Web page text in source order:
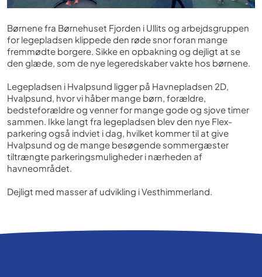
Børnene fra Børnehuset Fjorden i Ullits og arbejdsgruppen
for legepladsen klippede den røde snor foran mange
fremmødte borgere. Sikke en opbakning og dejligt at se
den glæde, som de nye legeredskaber vakte hos børnene.
Legepladsen i Hvalpsund ligger på Havnepladsen 2D,
Hvalpsund, hvor vi håber mange børn, forældre,
bedsteforældre og venner for mange gode og sjove timer
sammen. Ikke langt fra legepladsen blev den nye Flex-
parkering også indviet i dag, hvilket kommer til at give
Hvalpsund og de mange besøgende sommergæster
tiltrængte parkeringsmuligheder i nærheden af
havneområdet.
Dejligt med masser af udvikling i Vesthimmerland.